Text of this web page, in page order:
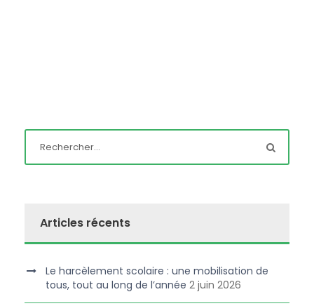
Articles récents
Le harcèlement scolaire : une mobilisation de
tous, tout au long de l’année 2 juin 2026